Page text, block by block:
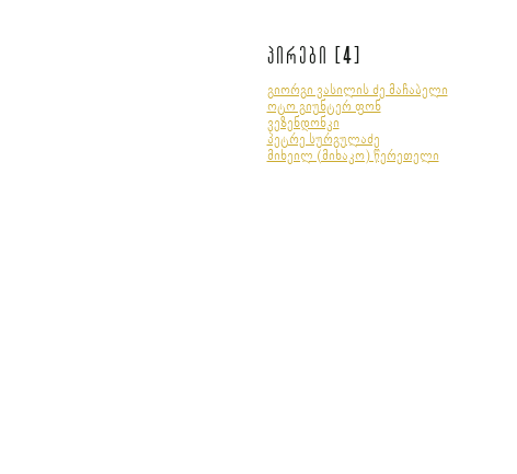
პირები [4]
გიორგი ვასილის ძე მაჩაბელი
ოტო გიუნტერ ფონ
ვეზენდონკი
პეტრე სურგულაძე
მიხეილ (მიხაკო) წერეთელი